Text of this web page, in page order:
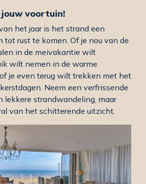
voortuin!
het jaar is het strand een
tot rust te komen. Of je nou van de
in de meivakantie wilt
wilt nemen in de warme
je even terug wilt trekken met het
Neem een verfrissende
lekkere strandwandeling, maar
van het schitterende uitzicht.